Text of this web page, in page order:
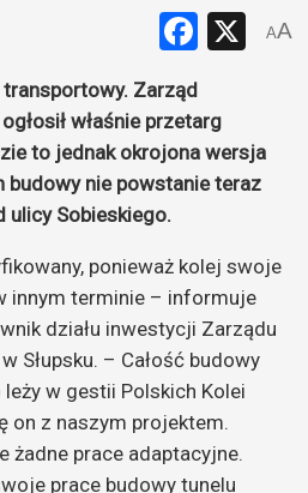
X
AA
transportowy. Zarząd
właśnie przetarg
to jednak okrojona wersja
budowy nie powstanie teraz
ulicy Sobieskiego.
ponieważ kolej swoje
innym terminie – informuje
działu inwestycji Zarządu
Słupsku. – Całość budowy
w gestii Polskich Kolei
on z naszym projektem.
żadne prace adaptacyjne.
prace budowy tunelu